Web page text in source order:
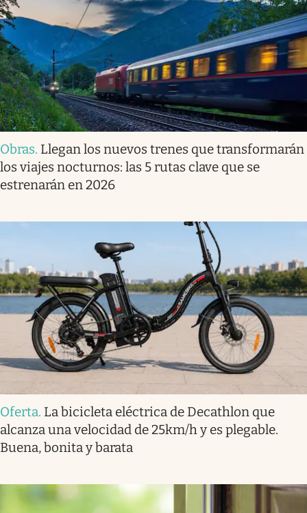
Obras. Llegan los nuevos trenes que transformarán
los viajes nocturnos: las 5 rutas clave que se
estrenarán en 2026
Oferta. La bicicleta eléctrica de Decathlon que
alcanza una velocidad de 25km/h y es plegable.
Buena, bonita y barata